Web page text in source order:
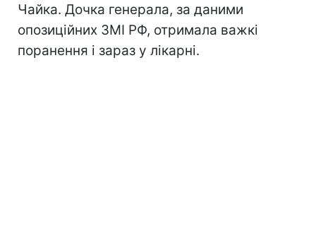
Чайка. Дочка генерала, за даними
опозиційних ЗМІ РФ, отримала важкі
поранення і зараз у лікарні.